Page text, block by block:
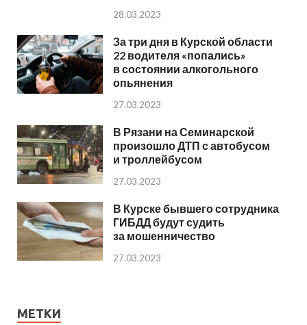
28.03.2023
За три дня в Курской области
22 водителя «попались»
в состоянии алкогольного
опьянения
27.03.2023
В Рязани на Семинарской
произошло ДТП с автобусом
и троллейбусом
27.03.2023
В Курске бывшего сотрудника
ГИБДД будут судить
за мошенничество
27.03.2023
МЕТКИ